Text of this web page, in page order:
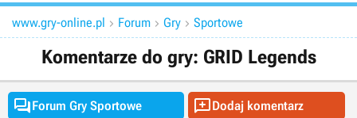
www.gry-online.pl  Forum  Gry  Sportowe
Komentarze do gry: GRID Legends
Forum Gry Sportowe Dodaj komentarz